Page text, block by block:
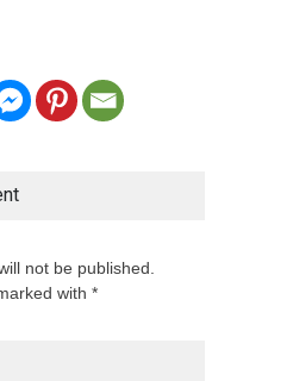
not be published.
with *